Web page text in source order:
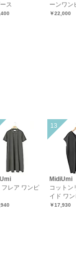
ス
ーンワン
￥22,000
フレア ワンピ
MidiUmi
コットン
イド ワ
￥17,930